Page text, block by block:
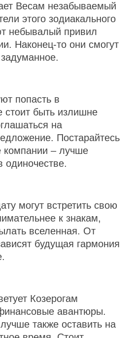
Весам незабываемый
этого зодиакального
небывалый привил
Наконец-то они смогут
попасть в
стоит быть излишне
на
Постарайтесь
компании – лучше
одиночестве.
могут встретить свою
к знакам,
вселенная. От
будущая гармония
Козерогам
авантюры.
также оставить на